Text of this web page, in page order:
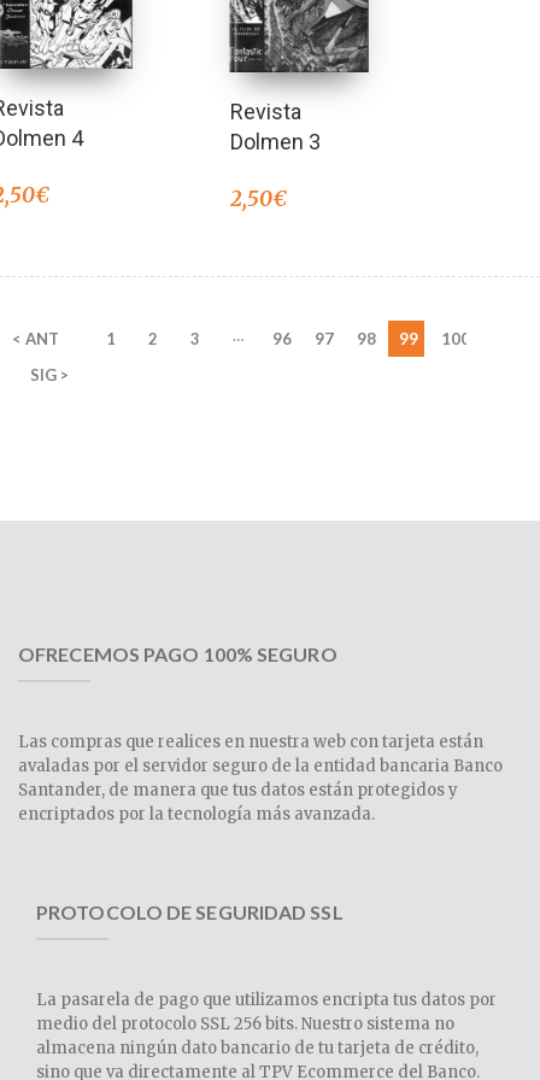
4
€
Revista
Dolmen 3
2,50€
< ANT 1 2 3 … 96 97 98 99
100
SIG >
OFRECEMOS PAGO 100% SEGURO
Las compras que realices en nuestra web con tarjeta están
avaladas por el servidor seguro de la entidad bancaria Banco
Santander, de manera que tus datos están protegidos y
encriptados por la tecnología más avanzada.
PROTOCOLO DE SEGURIDAD SSL
La pasarela de pago que utilizamos encripta tus datos por
medio del protocolo SSL 256 bits. Nuestro sistema no
almacena ningún dato bancario de tu tarjeta de crédito,
sino que va directamente al TPV Ecommerce del Banco.